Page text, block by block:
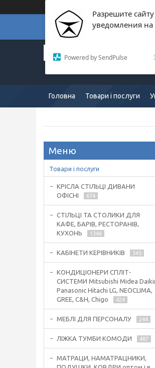
Разрешите
уведомления на
Powered by SendPulse
Головна Товари і послуги
Товари і послуги
КРІСЛА СТІЛЬЦІ ДИВАНИ
ОФІСНІ
674
СТІЛЬЦІ ТА СТОЛИКИ ДЛЯ
КАФЕ, БАРІВ, РЕСТОРАНІВ,
КУХОНЬ
1346
КАБІНЕТИ КЕРІВНИКІВ 345
КОНДИЦІОНЕРИ СПЛІТ-
СИСТЕМИ Mitsubishi Midea
Panasonic Hitachi LG, NEOCLIMA,
GREE, C&H, Chigo
424
МЕБЛІ ДЛЯ ПЕРСОНАЛУ 244
ЛІЖКА ТУМБИ КОМОДИ 487
МАТРАЦИ, НАМАТРАЦНИКИ,